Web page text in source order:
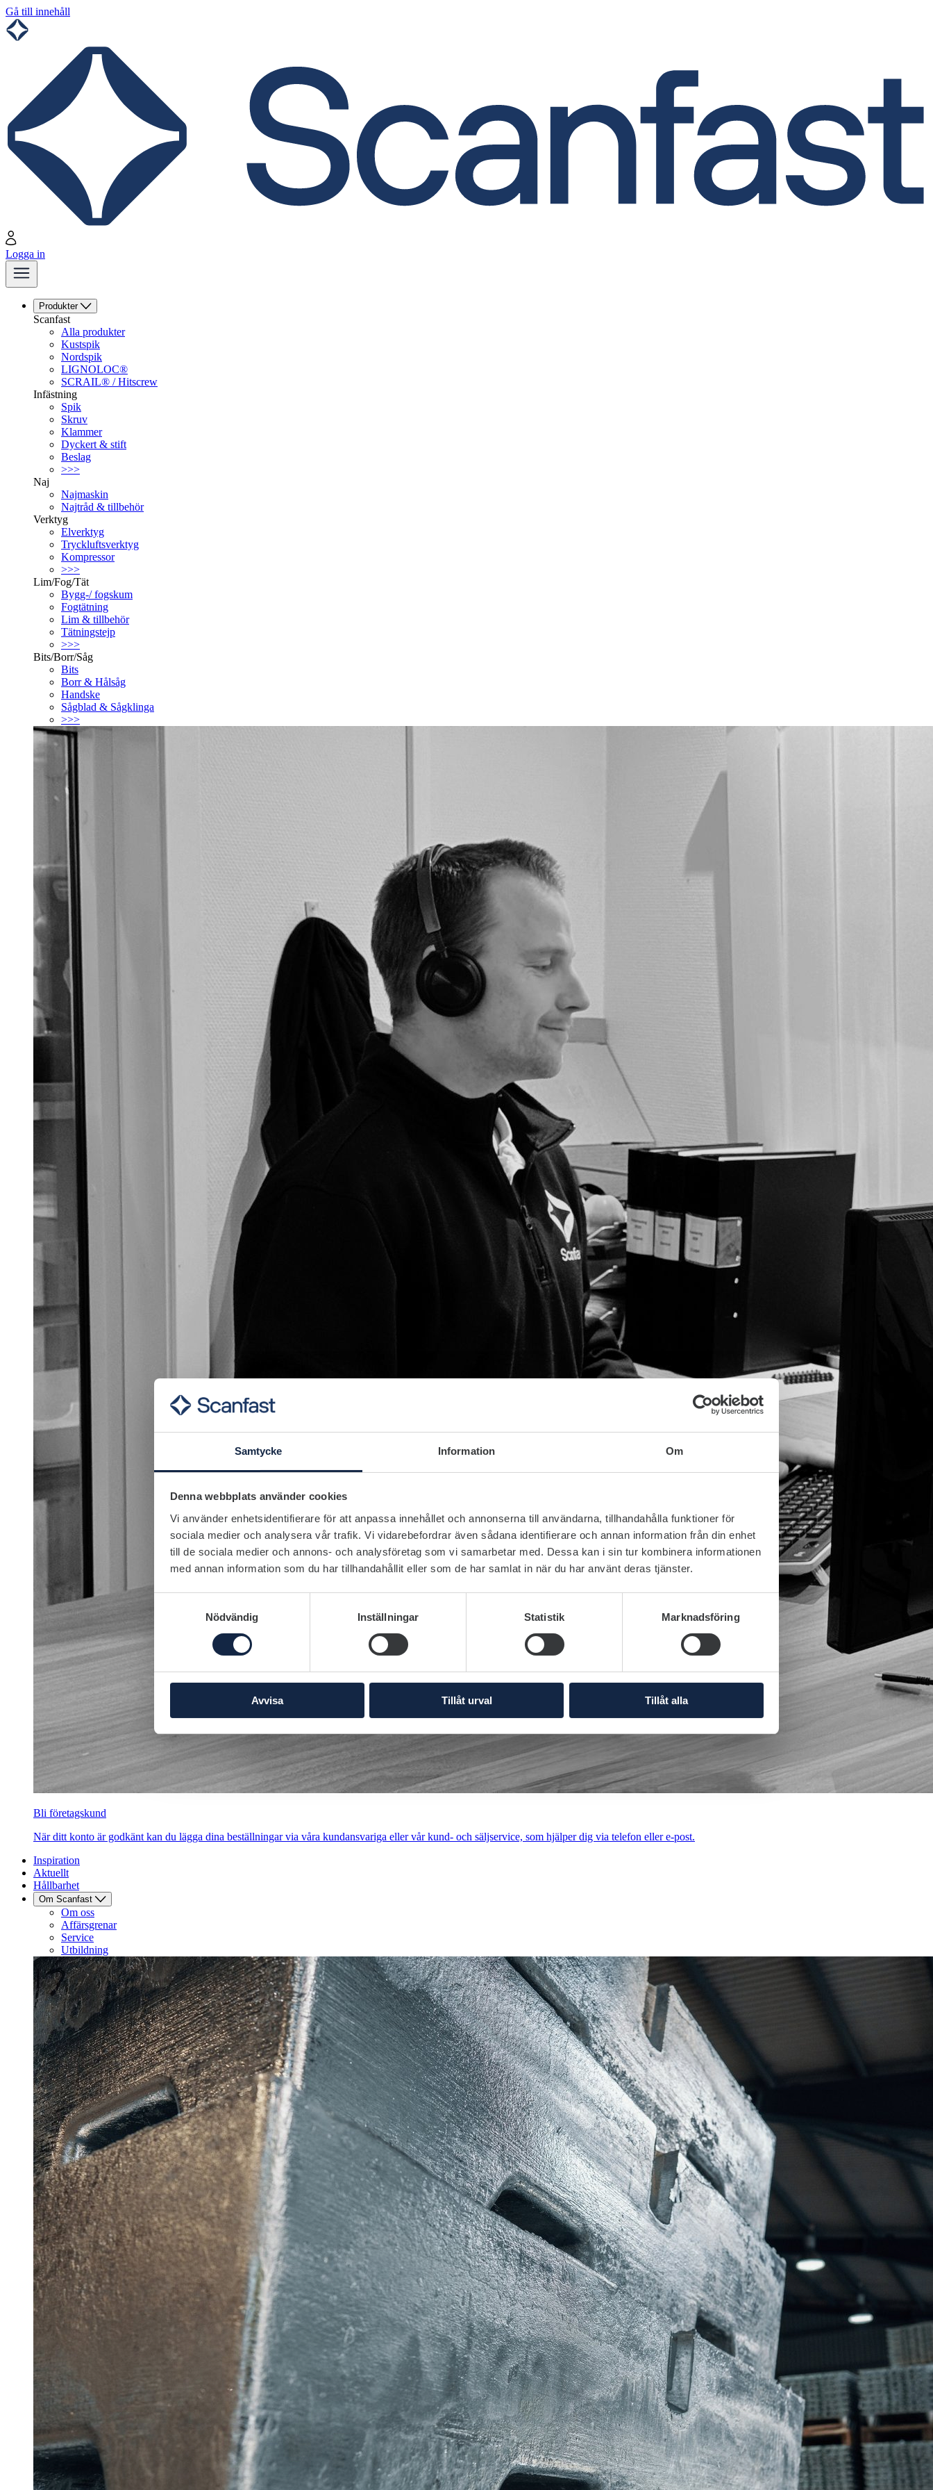
Samtycke Information Om
Denna webbplats använder cookies
Vi använder enhetsidentifierare för att anpassa innehållet och annonserna till användarna, tillhandahålla funktioner för
sociala medier och analysera vår trafik. Vi vidarebefordrar även sådana identifierare och annan information från din enhet
till de sociala medier och annons- och analysföretag som vi samarbetar med. Dessa kan i sin tur kombinera informationen
med annan information som du har tillhandahållit eller som de har samlat in när du har använt deras tjänster.
Nödvändig
Inställningar Statistik Marknadsföring
Avvisa Tillåt urval Tillåt alla
Gå till innehåll
Logga in
Produkter
Scanfast
Alla produkter
Kustspik
Nordspik
LIGNOLOC®
SCRAIL® / Hitscrew
Infästning
Spik
Skruv
Klammer
Dyckert & stift
Beslag
>>>
Naj
Najmaskin
Najtråd & tillbehör
Verktyg
Elverktyg
Tryckluftsverktyg
Kompressor
>>>
Lim/Fog/Tät
Bygg-/ fogskum
Fogtätning
Lim & tillbehör
Tätningstejp
>>>
Bits/Borr/Såg
Bits
Borr & Hålsåg
Handske
Sågblad & Sågklinga
>>>
Bli företagskund
När ditt konto är godkänt kan du lägga dina beställningar via våra kundansvariga eller vår kund- och säljservice, som hjälper dig via telefon eller e-post.
Inspiration
Aktuellt
Hållbarhet
Om Scanfast
Om oss
Affärsgrenar
Service
Utbildning